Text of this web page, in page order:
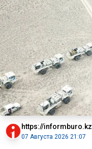
https://informburo.kz
07 Августа 2026 21:07